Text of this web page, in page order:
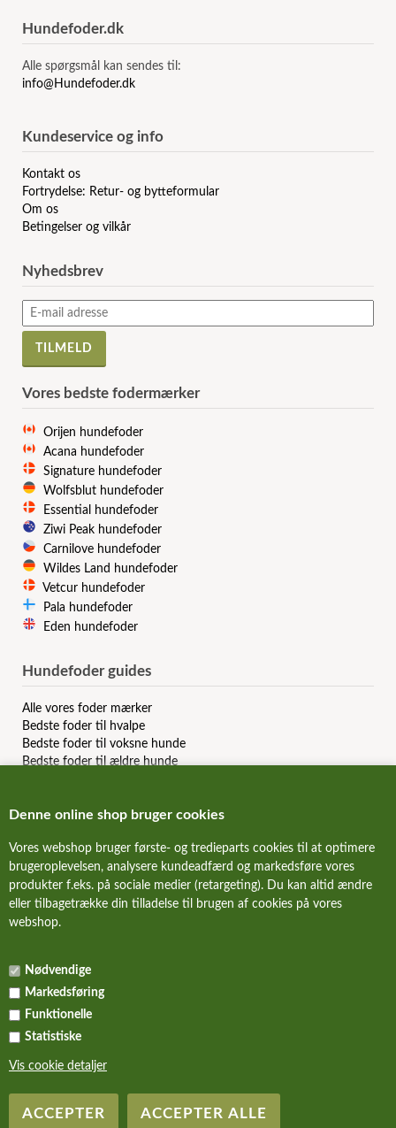
Denne online shop bruger cookies
Vores webshop bruger første- og tredieparts cookies til at optimere
brugeroplevelsen, analysere kundeadfærd og markedsføre vores
produkter f.eks. på sociale medier (retargeting). Du kan altid ændre
eller tilbagetrække din tilladelse til brugen af cookies på vores
webshop.
Nødvendige
Markedsføring
Funktionelle
Statistiske
Vis cookie detaljer
Hundefoder.dk
Alle spørgsmål kan sendes til:
info@Hundefoder.dk
Kundeservice og info
Kontakt os
Fortrydelse: Retur- og bytteformular
Om os
Betingelser og vilkår
Nyhedsbrev
Vores bedste fodermærker
Orijen hundefoder
Acana hundefoder
Signature hundefoder
Wolfsblut hundefoder
Essential hundefoder
Ziwi Peak hundefoder
Carnilove hundefoder
Wildes Land hundefoder
Vetcur hundefoder
Pala hundefoder
Eden hundefoder
Hundefoder guides
Alle vores foder mærker
Bedste foder til hvalpe
Bedste foder til voksne hunde
Bedste foder til ældre hunde
Bedste slanke hundefoder
Billigste hundefoder mærker
Bedste billige hundefoder
Hundefoder anmeldelser & reviews
NYHEDER
ALLE TILBUD
KURV
Copyright Hundefoder.dk